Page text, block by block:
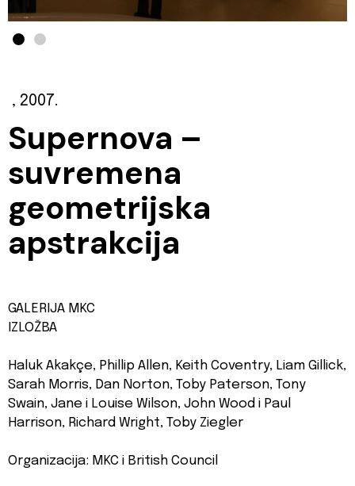
, 2007.
Supernova –
suvremena
geometrijska
apstrakcija
GALERIJA MKC
IZLOŽBA
Haluk Akakçe, Phillip Allen, Keith Coventry, Liam Gillick,
Sarah Morris, Dan Norton, Toby Paterson, Tony
Swain, Jane i Louise Wilson, John Wood i Paul
Harrison, Richard Wright, Toby Ziegler
Organizacija: MKC i British Council